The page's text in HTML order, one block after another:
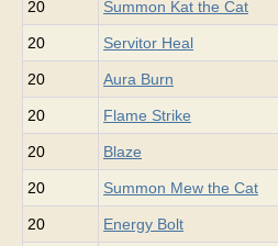
20 Summon Kat the Cat
20
Servitor Heal
20
Aura Burn
20
Flame Strike
20
Blaze
20
Summon Mew the Cat
20
Energy Bolt